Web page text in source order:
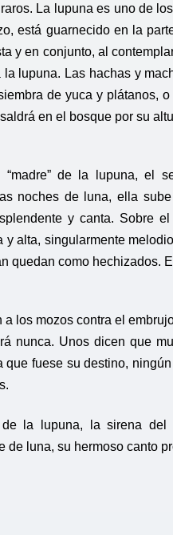
La lupuna es uno de
está guarnecido en la
y en conjunto, al
la lupuna. Las hachas y
de yuca y plátanos,
en el bosque por su
“madre” de la lupuna, el
noches de luna, ella
y canta. Sobre
y alta, singularmente
quedan como hechizados.
a los mozos contra el
nunca. Unos dicen que
que fuese su destino,
la lupuna, la sirena
de luna, su hermoso canto